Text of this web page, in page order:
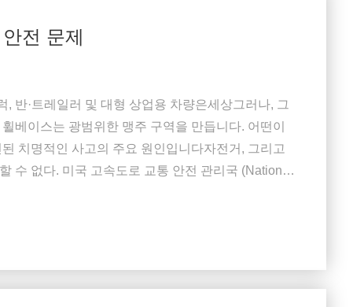
전 문제
, 반·트레일러 및 대형 상업용 차량은세상그러나, 그
베이스는 광범위한 맹주 구역을 만듭니다. 어떤이
치명적인 사고의 주요 원인입니다자전거, 그리고
수 없다. 미국 고속도로 교통 안전 관리국 (National